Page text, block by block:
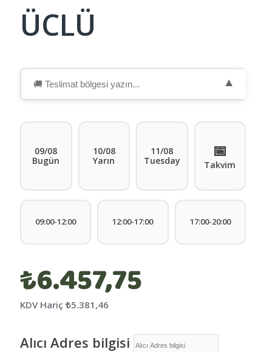
ÜCLÜ
▼
09/08
Bugün
10/08
Yarın
11/08
Tuesday
📅
Takvim
09:00-12:00 12:00-17:00 17:00-20:00
₺6.457,75
KDV Hariç ₺5.381,46
Alıcı Adres bilgisi